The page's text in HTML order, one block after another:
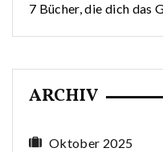
7 Bücher, die dich das
ARCHIV
Oktober 2025